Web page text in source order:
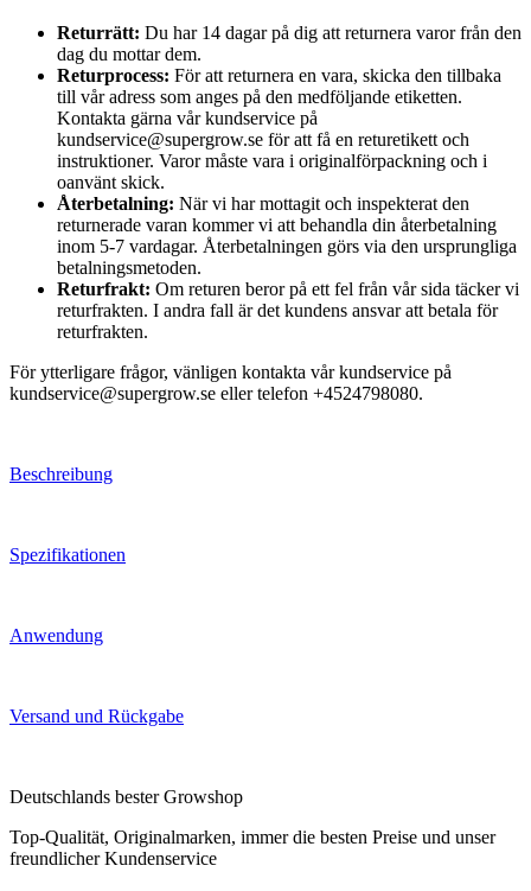
Returrätt: Du har 14 dagar på dig att returnera varor från den
dag du mottar dem.
Returprocess: För att returnera en vara, skicka den tillbaka
till vår adress som anges på den medföljande etiketten.
Kontakta gärna vår kundservice på
kundservice@supergrow.se för att få en returetikett och
instruktioner. Varor måste vara i originalförpackning och i
oanvänt skick.
Återbetalning: När vi har mottagit och inspekterat den
returnerade varan kommer vi att behandla din återbetalning
inom 5-7 vardagar. Återbetalningen görs via den ursprungliga
betalningsmetoden.
Returfrakt: Om returen beror på ett fel från vår sida täcker vi
returfrakten. I andra fall är det kundens ansvar att betala för
returfrakten.
För ytterligare frågor, vänligen kontakta vår kundservice på
kundservice@supergrow.se eller telefon +4524798080.
Beschreibung
Spezifikationen
Anwendung
Versand und Rückgabe
Deutschlands bester Growshop
Top-Qualität, Originalmarken, immer die besten Preise und unser
freundlicher Kundenservice